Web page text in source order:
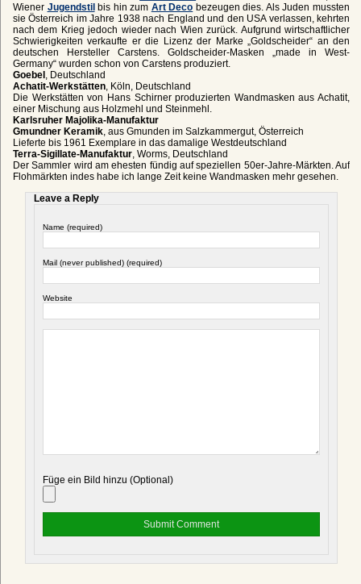
Wiener Jugendstilbis hin zum Art Deco bezeugen dies. Als Juden mussten
sie Österreich im Jahre 1938 nach England und den USA verlassen, kehrten
nach dem Krieg jedoch wieder nach Wien zurück. Aufgrund wirtschaftlicher
Schwierigkeiten verkaufte er die Lizenz der Marke „Goldscheider“ an den
deutschen Hersteller Carstens. Goldscheider-Masken „made in West-
Germany“ wurden schon von Carstens produziert.
Goebel , Deutschland
Achatit-Werkstätten , Köln, Deutschland
Die Werkstätten von Hans Schirner produzierten Wandmasken aus Achatit,
einer Mischung aus Holzmehl und Steinmehl.
Karlsruher Majolika-Manufaktur
Gmundner Keramik , aus Gmunden im Salzkammergut, Österreich
Lieferte bis 1961 Exemplare in das damalige Westdeutschland
Terra-Sigillate-Manufaktur , Worms, Deutschland
Der Sammler wird am ehesten fündig auf speziellen 50er-Jahre-Märkten. Auf
Flohmärkten indes habe ich lange Zeit keine Wandmasken mehr gesehen.
Leave a Reply
Name (required)
Mail (never published) (required)
Website
Füge ein Bild hinzu (Optional)